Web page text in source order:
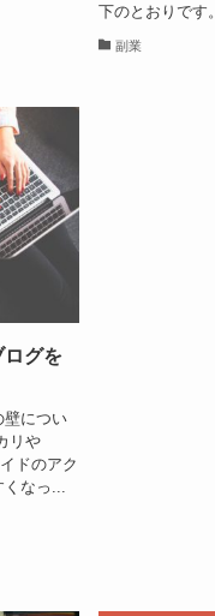
下のとおりです
副業
グを
壁につい
リや
ドのアク
くなっ...